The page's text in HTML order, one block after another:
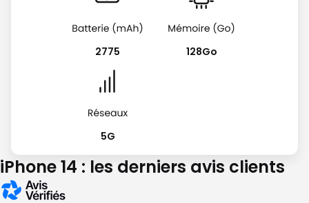
2775 128Go
5G
iPhone 14 : les derniers avis clients